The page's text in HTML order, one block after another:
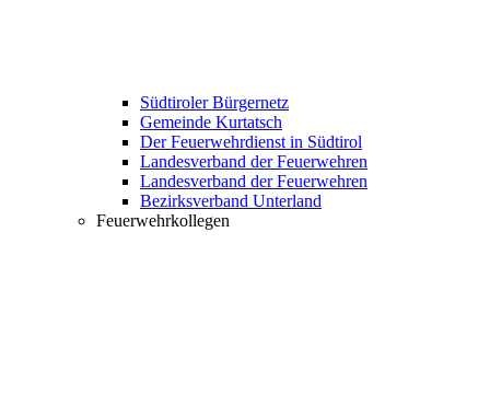
Südtiroler Bürgernetz
Gemeinde Kurtatsch
Der Feuerwehrdienst in Südtirol
Landesverband der Feuerwehren
Landesverband der Feuerwehren
Bezirksverband Unterland
Feuerwehrkollegen